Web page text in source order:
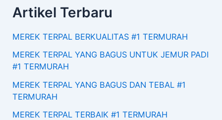
Artikel Terbaru
MEREK TERPAL BERKUALITAS #1 TERMURAH
MEREK TERPAL YANG BAGUS UNTUK JEMUR PADI
#1 TERMURAH
MEREK TERPAL YANG BAGUS DAN TEBAL #1
TERMURAH
MEREK TERPAL TERBAIK #1 TERMURAH